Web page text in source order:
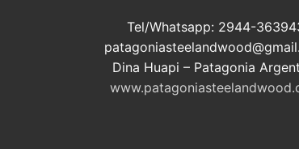
Tel/Whatsapp: 2944-
Dina Huapi – Patagonia